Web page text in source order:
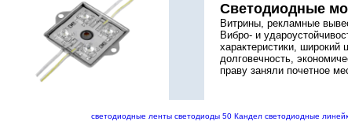
Светодиодные
Витрины, рекламные
Вибро- и
характеристики, широкий
долговечность,
праву заняли почетное
светодиодные ленты светодиоды 50 Кандел светодиодные